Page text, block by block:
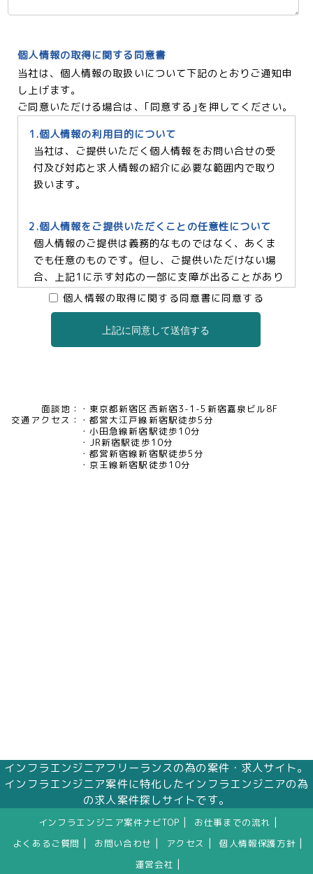
個人情報の取得に関する同意書
当社は、個人情報の取扱いについて下記のとおりご通知申
し上げます。
ご同意いただける場合は、｢同意する｣を押してください。
1.個人情報の利用目的について
当社は、ご提供いただく個人情報をお問い合せの受
付及び対応と求人情報の紹介に必要な範囲内で取り
扱います。
2.個人情報をご提供いただくことの任意性について
個人情報のご提供は義務的なものではなく、あくま
でも任意のものです。但し、ご提供いただけない場
合、上記1に示す対応の一部に支障が出ることがあり
ますので、予めご了承ください。
3.個人情報の提供及び委託について
4.個人情報の開示等について
当社は、お客様本人から保有個人データについて利
用目的の通知、開示、内容の訂正・追加・削除、利
個人情報の取得に関する同意書に同意する
上記に同意して送信する
面談地：
東京都新宿区西新宿3-1-5新宿嘉泉ビル8F
交通アクセス：
都営大江戸線新宿駅徒歩5分
小田急線新宿駅徒歩10分
JR新宿駅徒歩10分
都営新宿線新宿駅徒歩5分
京王線新宿駅徒歩10分
インフラエンジニアフリーランスの為の案件・求人サイト。
インフラエンジニア案件に特化したインフラエンジニアの為
の求人案件探しサイトです。
インフラエンジニア案件ナビTOP お仕事までの流れ
よくあるご質問 お問い合わせ アクセス 個人情報保護方針
運営会社